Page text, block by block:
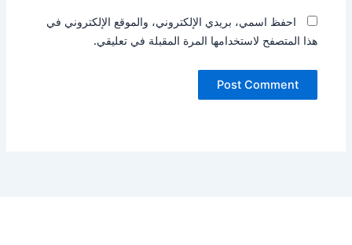
احفظ اسمي، بريدي الإلكتروني، والموقع الإلكتروني في
هذا المتصفح لاستخدامها المرة المقبلة في تعليقي.